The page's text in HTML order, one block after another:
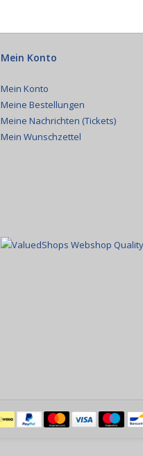
Mein Konto
Mein Konto
Meine Bestellungen
Meine Nachrichten (Tickets)
Mein Wunschzettel